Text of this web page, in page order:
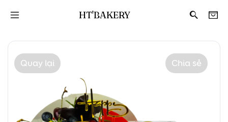
Quay lại Chia sẻ
HT'BAKERY